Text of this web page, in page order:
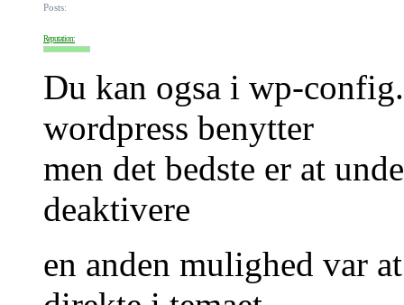
Posts:
Reputation:
Du kan ogsa i wp-
wordpress benytter
men det bedste er at
deaktivere
en anden mulighed var